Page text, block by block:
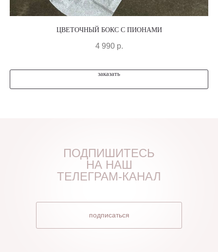
ЦВЕТОЧНЫЙ БОКС С ПИОНАМИ
4 990 р.
заказать
подписаться
ПОДПИШИТЕСЬ
НА НАШ
ТЕЛЕГРАМ-КАНАЛ